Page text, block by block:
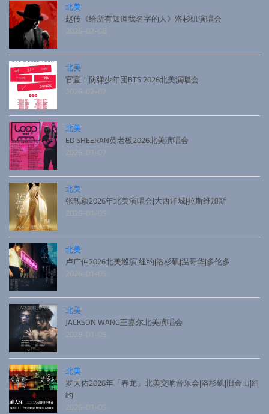
北美
赵传《给所有知道我名字的人》洛杉矶演唱会
2026-02-08
北美
官宣！防弹少年团BTS 2026北美演唱会
2026-02-07
北美
ED SHEERAN黄老板2026北美演唱会
2026-01-07
北美
张靓颖2026年北美演唱会|大西洋城|拉斯维加斯
2026-01-05
北美
卢广仲2026北美巡演|纽约|洛杉矶|温哥华|多伦多
2026-01-05
北美
JACKSON WANG王嘉尔北美演唱会
2026-01-05
北美
罗大佑2026年「春龙」北美交响音乐会|洛杉矶|旧金山|纽
约
2026-01-05